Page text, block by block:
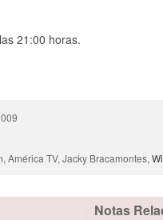
21:00 horas.
América TV, Jacky Bracamontes,
Notas